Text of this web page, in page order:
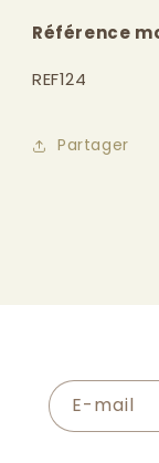
Référence
REF124
Partager
E-mail